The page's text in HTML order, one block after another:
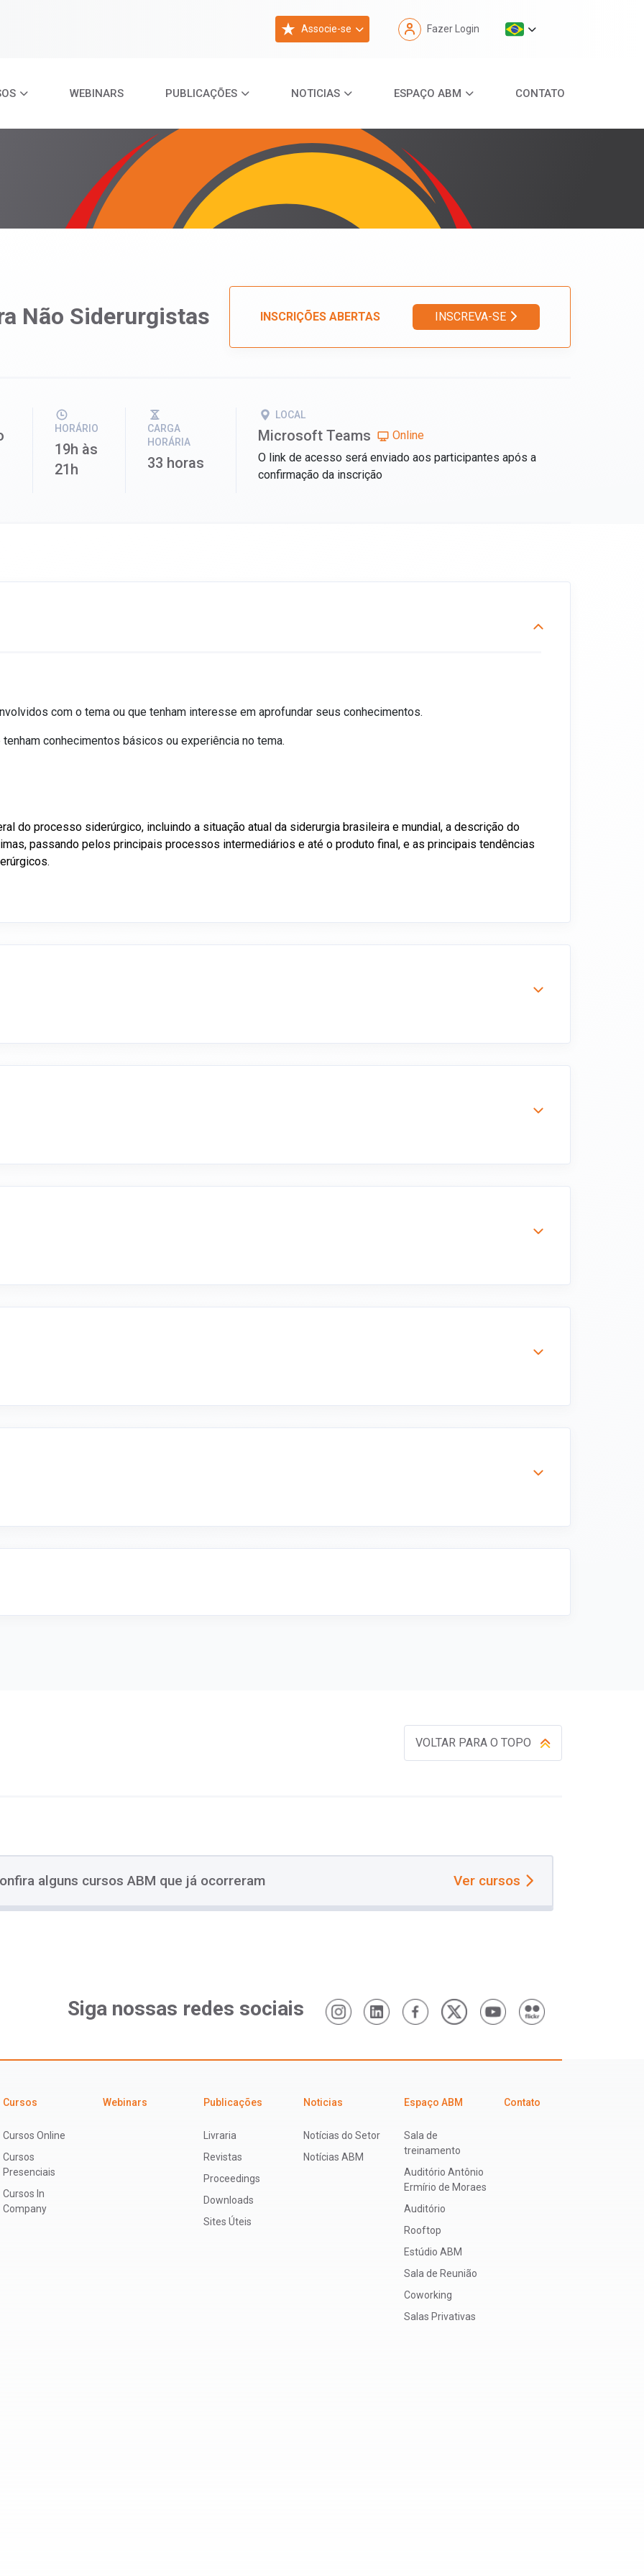
Associe-se Fazer Login
WEBINARS PUBLICAÇÕES NOTICIAS ESPAÇO ABM CONTATO
Não Siderurgistas INSCRIÇÕES ABERTAS INSCREVA-SE
HORÁRIO
19h às
21h
CARGA
HORÁRIA
33 horas
LOCAL
Microsoft Teams
Online
O link de acesso será enviado aos participantes após a
confirmação da inscrição
com o tema ou que tenham interesse em aprofundar seus conhecimentos.
conhecimentos básicos ou experiência no tema.
do processo siderúrgico, incluindo a situação atual da siderurgia brasileira e mundial, a descrição do
passando pelos principais processos intermediários e até o produto final, e as principais tendências
VOLTAR PARA O TOPO
alguns cursos ABM que já ocorreram Ver cursos
Siga nossas redes sociais
Cursos
Cursos Online
Cursos
Presenciais
Cursos In
Company
Webinars Publicações
Livraria
Revistas
Proceedings
Downloads
Sites Úteis
Noticias
Notícias do Setor
Notícias ABM
Espaço ABM
Sala de
treinamento
Auditório Antônio
Ermírio de Moraes
Auditório
Rooftop
Estúdio ABM
Sala de Reunião
Coworking
Salas Privativas
Contato